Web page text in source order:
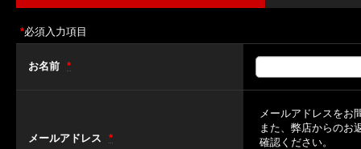
*必須入力項目
お名前 *
メールアドレス *
メールアドレスをお
また、弊店からのお
確認ください。